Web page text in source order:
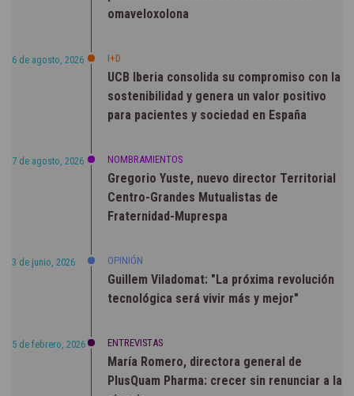
omaveloxolona
6 de agosto, 2026 I+D
UCB Iberia consolida su compromiso con la
sostenibilidad y genera un valor positivo
para pacientes y sociedad en España
7 de agosto, 2026 NOMBRAMIENTOS
Gregorio Yuste, nuevo director Territorial
Centro-Grandes Mutualistas de
Fraternidad-Muprespa
3 de junio, 2026 OPINIÓN
Guillem Viladomat: "La próxima revolución
tecnológica será vivir más y mejor"
5 de febrero, 2026 ENTREVISTAS
María Romero, directora general de
PlusQuam Pharma: crecer sin renunciar a la